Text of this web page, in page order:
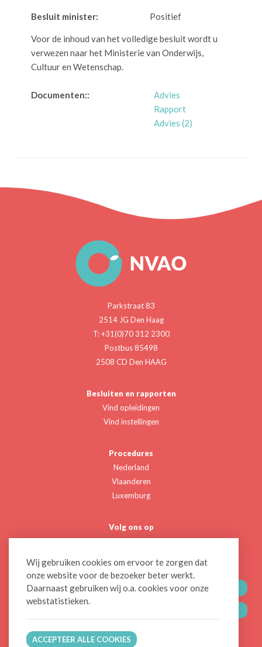
Besluit minister: Positief
Voor de inhoud van het volledige besluit wordt u
verwezen naar het Ministerie van Onderwijs,
Cultuur en Wetenschap.
Documenten::
Advies
Rapport
Advies (2)
Wij gebruiken cookies om ervoor te zorgen dat
onze website voor de bezoeker beter werkt.
Daarnaast gebruiken wij o.a. cookies voor onze
webstatistieken.
ACCEPTEER ALLE COOKIES
Parkstraat 83
2514 JG Den Haag
T: +31(0)70 312 2300
Postbus 85498
2508 CD Den HAAG
Besluiten en rapporten
Vind opleidingen
Vind instellingen
Procedures
Nederland
Vlaanderen
Luxemburg
Volg ons op
Twitter
CONTACTEER ONS